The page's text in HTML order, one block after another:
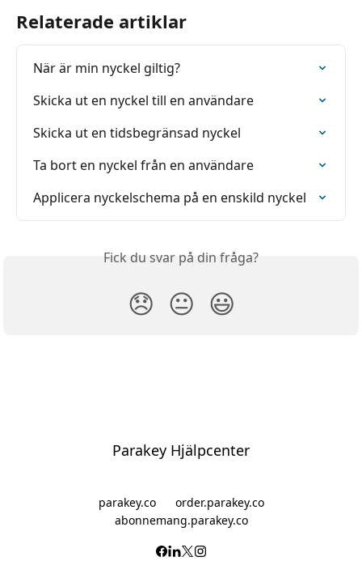
Relaterade artiklar
När är min nyckel giltig?
Skicka ut en nyckel till en användare
Skicka ut en tidsbegränsad nyckel
Ta bort en nyckel från en användare
Applicera nyckelschema på en enskild nyckel
Fick du svar på din fråga?
😞 😐 😃
Parakey Hjälpcenter
parakey.co
order.parakey.co
abonnemang.parakey.co